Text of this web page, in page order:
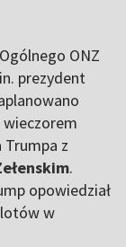
ONZ
prezydent
Trumpa z
.
opowiedział
w